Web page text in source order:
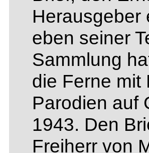
Herausgeber
eben seiner
Sammlung
die Ferne mit
Parodien auf
1943. Den
Freiherr von